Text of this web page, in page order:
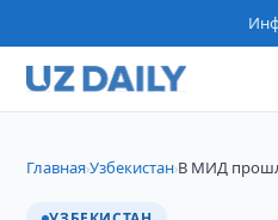
Главная›Узбекистан›В МИД